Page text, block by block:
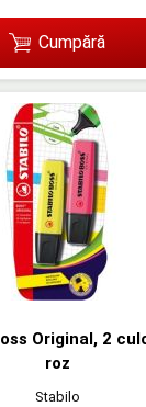
Cumpără
Original, 2
roz
Stabilo